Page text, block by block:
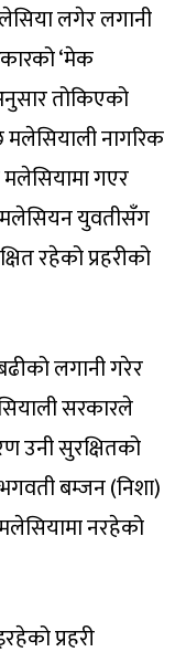
लगेर लगानी
‘मेक
तोकिएको
नागरिक
गएर
मलेसियन युवतीसँग
रहेको प्रहरीको
लगानी गरेर
सरकारले
उनी सुरक्षितको
बम्जन (निशा)
नरहेको
प्रहरी